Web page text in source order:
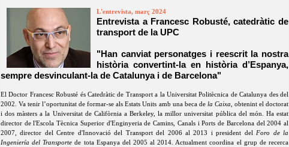
L'entrevista, març 2024
Entrevista a Francesc Robusté, catedràtic de
transport de la UPC
"Han canviat personatges i reescrit la nostra
història convertint-la en història d’Espanya,
sempre desvinculant-la de Catalunya i de Barcelona"
El Doctor Francesc Robusté és Catedràtic de Transport a la Universitat Politècnica de Catalunya des del
2002. Va tenir l’oportunitat de formar-se als Estats Units amb una beca de la Caixa , obtenint el doctorat
i dos màsters a la Universitat de Califòrnia a Berkeley, la millor universitat pública del món. Ha estat
director de l'Escola Tècnica Superior d'Enginyeria de Camins, Canals i Ports de Barcelona del 2004 al
2007, director del Centre d'Innovació del Transport del 2006 al 2013 i president del Foro de la
Ingeniería del Transporte de tota Espanya del 2005 al 2014. Actualment coordina el grup de recerca